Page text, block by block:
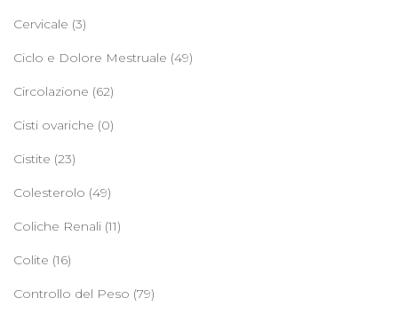
Cervicale (3)
Ciclo e Dolore Mestruale (49)
Circolazione (62)
Cisti ovariche (0)
Cistite (23)
Colesterolo (49)
Coliche Renali (11)
Colite (16)
Controllo del Peso (79)